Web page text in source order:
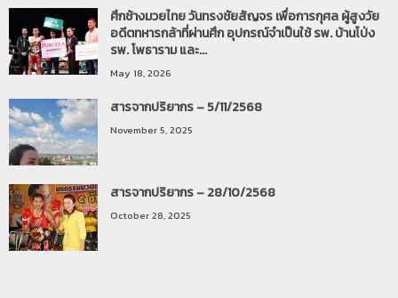
ศึกช้างมวยไทย วันทรงชัยสัญจร เพื่อการกุศล ผู้สูงวัย
อดีตทหารกล้าที่ผ่านศึก อุปกรณ์จำเป็นใช้ รพ. บ้านโป่ง
รพ. โพธาราม และ...
May 18, 2026
สารจากปริยากร – 5/11/2568
November 5, 2025
สารจากปริยากร – 28/10/2568
October 28, 2025